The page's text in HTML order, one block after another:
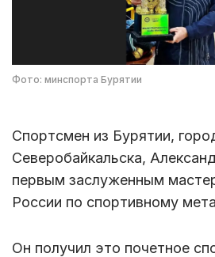
Фото: минспорта Бурятии
Спортсмен из Бурятии,
Северобайкальска,
первым заслуженным
России по спортивному
Он получил это почетное